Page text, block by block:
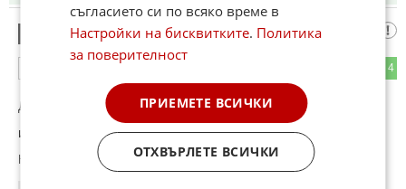
А ще можете ли
4
До коментар от "Анита Цветанова счетоводител":
и на мен, че съм я закъсал малко?
Коментиран от
съгласието си по всяко време в
Настройки на бисквитките. Политика
за поверителност
ПРИЕМЕТЕ ВСИЧКИ
ОТХВЪРЛЕТЕ ВСИЧКИ